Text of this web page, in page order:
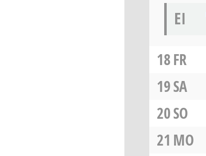
EI
18FR
19SA
20SO
21 MO